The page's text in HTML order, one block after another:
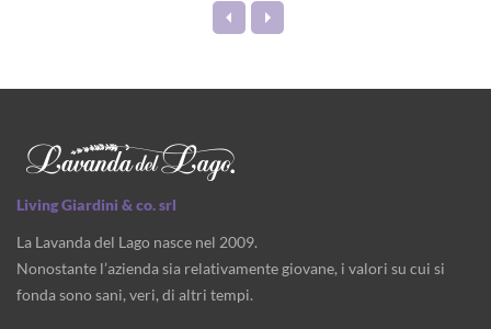
Living Giardini & co. srl
La Lavanda del Lago nasce nel 2009.
Nonostante l’azienda sia relativamente giovane, i valori su cui si
fonda sono sani, veri, di altri tempi.